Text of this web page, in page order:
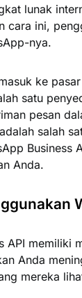
lunak
cara ini,
nya.
ke
satu
pesan
salah
Business
Anda.
API memiliki
Anda
mereka